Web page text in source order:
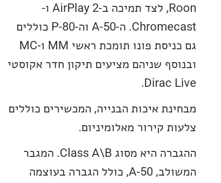
Roon, לצד תמיכה ב-AirPlay 2 ו-
Chromecast. ה-A-50 וה-P-80 כוללים
גם כניסת פונו תומכת ראשי MM ו-MC
שניהם מציעים תיקון חדר אקוסטי
Dirac
איכות הבנייה, המכשירים כוללים
קירור מאלומיניום.
ההגברה היא מסוג Class A\B. המגבר
המשולב, A-50, כולל הגברה בעוצמה